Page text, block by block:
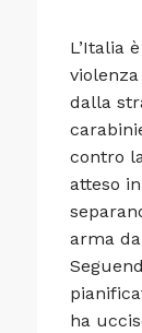
L’Italia
dalla
contro
atteso
arma
ha